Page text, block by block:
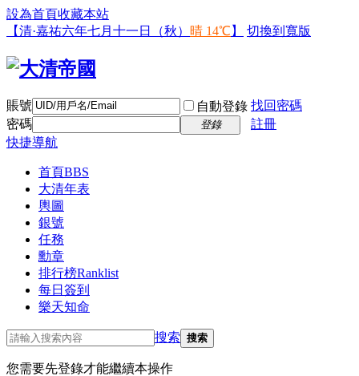
設為首頁收藏本站
【清·嘉祐六年七月十一日（秋） 晴 14℃ 】 切換到寬版
賬號 自動登錄 找回密碼
密碼
登錄
註冊
快捷導航
首頁BBS
大清年表
輿圖
銀號
任務
勳章
排行榜Ranklist
每日簽到
樂天知命
搜索 搜索
您需要先登錄才能繼續本操作